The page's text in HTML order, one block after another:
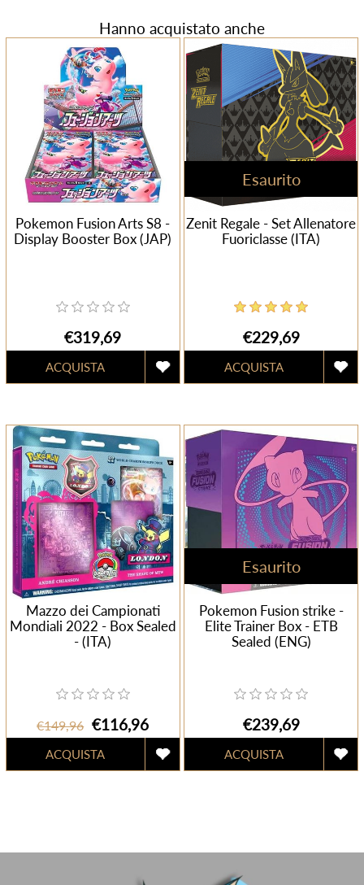
Hanno acquistato anche
Pokemon Fusion Arts S8 -
Display Booster Box (JAP)
€319,69
Esaurito
Zenit Regale - Set Allenatore
Fuoriclasse (ITA)
€229,69
Mazzo dei Campionati
Mondiali 2022 - Box Sealed
- (ITA)
€149,96 €116,96
Esaurito
Pokemon Fusion strike -
Elite Trainer Box - ETB
Sealed (ENG)
€239,69